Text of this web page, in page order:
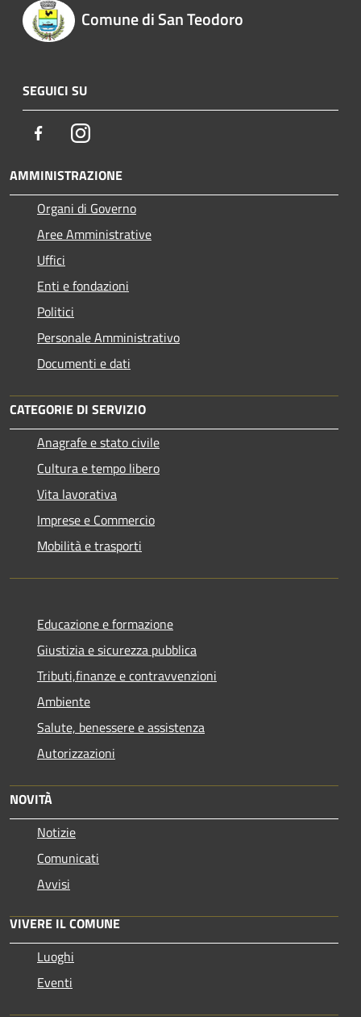
Comune di San Teodoro
SEGUICI SU
FacebookInstagram
AMMINISTRAZIONE
Organi di Governo
Aree Amministrative
Uffici
Enti e fondazioni
Politici
Personale Amministrativo
Documenti e dati
CATEGORIE DI SERVIZIO
Anagrafe e stato civile
Cultura e tempo libero
Vita lavorativa
Imprese e Commercio
Mobilità e trasporti
Educazione e formazione
Giustizia e sicurezza pubblica
Tributi,finanze e contravvenzioni
Ambiente
Salute, benessere e assistenza
Autorizzazioni
NOVITÀ
Notizie
Comunicati
Avvisi
VIVERE IL COMUNE
Luoghi
Eventi